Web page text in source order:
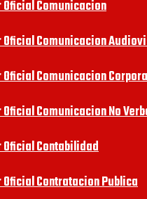
Oficial Comunicacion
Oficial Comunicacion
Oficial Comunicacion
Comunicacion No
Oficial Contabilidad
Oficial Contratacion Publica